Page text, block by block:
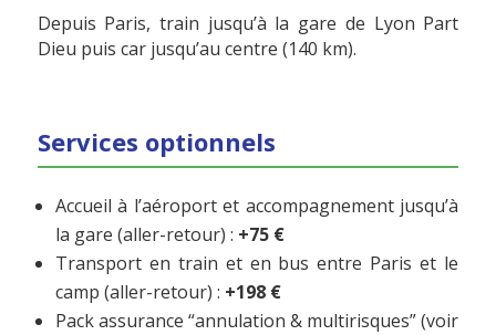
Depuis Paris, train jusqu’à la gare de Lyon Part
Dieu puis car jusqu’au centre (140 km).
Services optionnels
Accueil à l’aéroport et accompagnement jusqu’à
la gare (aller-retour) : +75 €
Transport en train et en bus entre Paris et le
camp (aller-retour) : +198 €
Pack assurance “annulation & multirisques” (voir